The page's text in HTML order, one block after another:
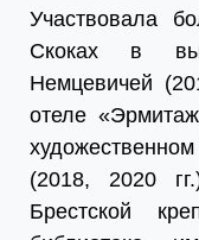
Участвовала
Скоках в
Немцевичей
отеле
(2018, 2020
Брестской